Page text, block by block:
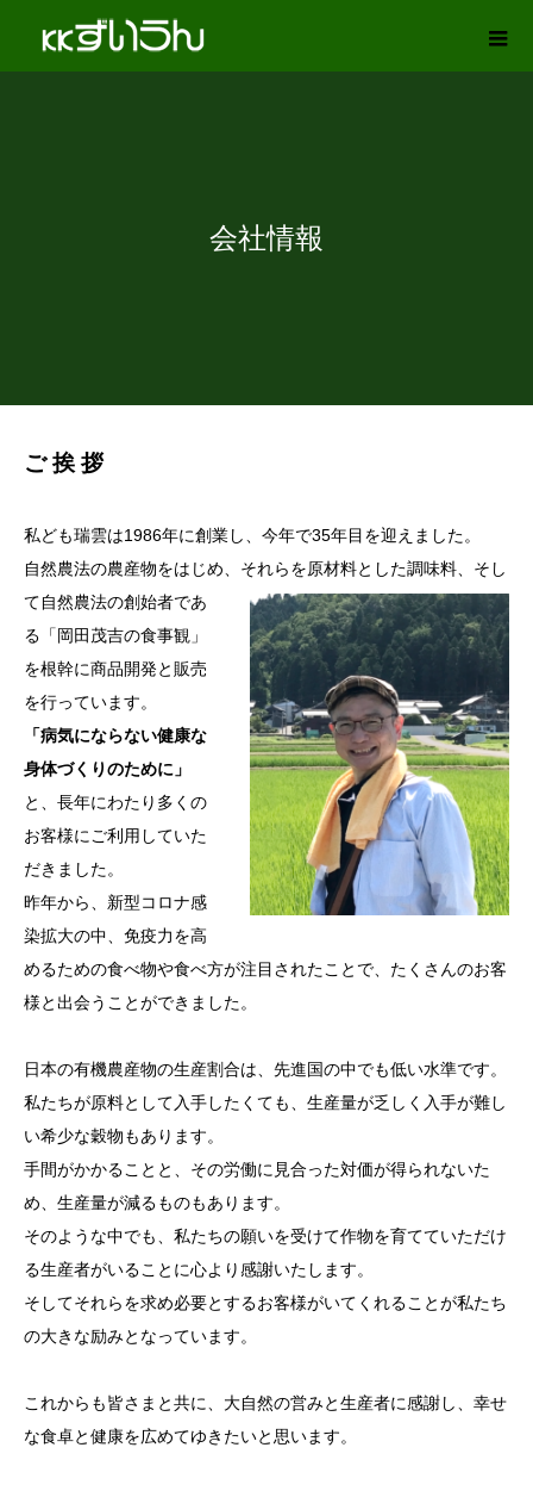
会社情報
ご 挨 拶
私ども瑞雲は1986年に創業し、今年で35年目を迎えました。
自然農法の農産物をはじめ、それらを原材料とした調味料、 そし
て自然農法の創始者であ
る「岡田茂吉の食事観」
を根幹に商品開発と販売
を行っています。
「病気にならない健康な
身体づくりのために」
と、長年にわたり多くの
お客様にご利用していた
だきました。
昨年から、新型コロナ感
染拡大の中、免疫力を高
めるための食べ物や食べ方が注目されたことで、たくさんのお客
様と出会うことができました。
日本の有機農産物の生産割合は、先進国の中でも低い水準です。
私たちが原料として入手したくても、生産量が乏しく入手が難し
い希少な穀物もあります。
手間がかかることと、その労働に見合った対価が得られないた
め、生産量が減るものもあります。
そのような中でも、私たちの願いを受けて作物を育てていただけ
る生産者がいることに心より感謝いたします。
そしてそれらを求め必要とするお客様がいてくれることが私たち
の大きな励みとなっています。
これからも皆さまと共に、大自然の営みと生産者に感謝し、幸せ
な食卓と健康を広めてゆきたいと思います。